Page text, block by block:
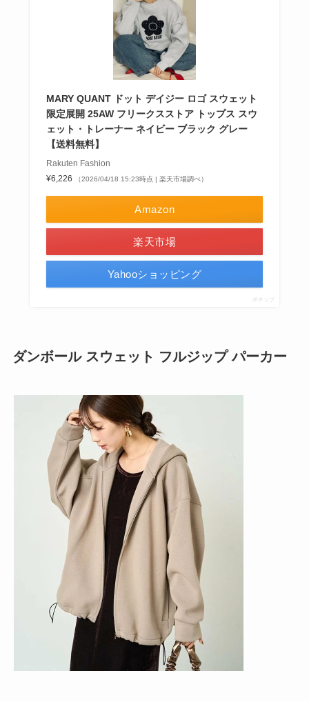
MARY QUANT ドット デイジー ロゴ スウェット
限定展開 25AW フリークスストア トップス スウ
ェット・トレーナー ネイビー ブラック グレー
【送料無料】
Rakuten Fashion
¥6,226
（2026/04/18 15:23時点 | 楽天市場調べ）
Amazon
楽天市場
Yahooショッピング
ポチップ
ダンボール スウェット フルジップ パーカー